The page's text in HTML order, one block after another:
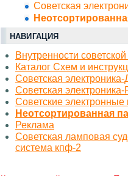
Советская
НАВИГАЦИЯ
Внутренности
Каталог Схем и
Советская
Советская
Советские
Неотсортированная
Реклама
Советская ламповая
система кпф-2